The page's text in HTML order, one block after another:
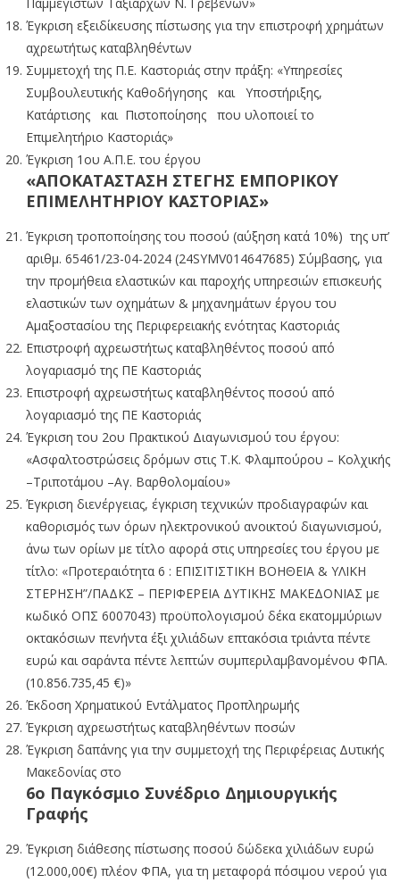
Έγκριση εξειδίκευσης πίστωσης για την επιστροφή χρημάτων
αχρεωτήτως καταβληθέντων
Συμμετοχή της Π.Ε. Καστοριάς στην πράξη: «Υπηρεσίες
Συμβουλευτικής Καθοδήγησης και Υποστήριξης,
Κατάρτισης και Πιστοποίησης που υλοποιεί το
Επιμελητήριο Καστοριάς»
Έγκριση 1ου Α.Π.Ε. του έργου
«ΑΠΟΚΑΤΑΣΤΑΣΗ ΣΤΕΓΗΣ ΕΜΠΟΡΙΚΟΥ
ΕΠΙΜΕΛΗΤΗΡΙΟΥ ΚΑΣΤΟΡΙΑΣ»
Έγκριση τροποποίησης του ποσού (αύξηση κατά 10%) της υπ’
αριθμ. 65461/23-04-2024 (24SYMV014647685) Σύμβασης, για
την προμήθεια ελαστικών και παροχής υπηρεσιών επισκευής
ελαστικών των οχημάτων & μηχανημάτων έργου του
Αμαξοστασίου της Περιφερειακής ενότητας Καστοριάς
Επιστροφή αχρεωστήτως καταβληθέντος ποσού από
λογαριασμό της ΠΕ Καστοριάς
Επιστροφή αχρεωστήτως καταβληθέντος ποσού από
λογαριασμό της ΠΕ Καστοριάς
Έγκριση του 2ου Πρακτικού Διαγωνισμού του έργου:
«Ασφαλτοστρώσεις δρόμων στις Τ.Κ. Φλαμπούρου – Κολχικής
–Τριποτάμου –Αγ. Βαρθολομαίου»
Έγκριση διενέργειας, έγκριση τεχνικών προδιαγραφών και
καθορισμός των όρων ηλεκτρονικού ανοικτού διαγωνισμού,
άνω των ορίων με τίτλο αφορά στις υπηρεσίες του έργου με
τίτλο: «Προτεραιότητα 6 : ΕΠΙΣΙΤΙΣΤΙΚΗ ΒΟΗΘΕΙΑ & ΥΛΙΚΗ
ΣΤΕΡΗΣΗ”/ΠΑΔΚΣ – ΠΕΡΙΦΕΡΕΙΑ ΔΥΤΙΚΗΣ ΜΑΚΕΔΟΝΙΑΣ με
κωδικό ΟΠΣ 6007043) προϋπολογισμού δέκα εκατομμύριων
οκτακόσιων πενήντα έξι χιλιάδων επτακόσια τριάντα πέντε
ευρώ και σαράντα πέντε λεπτών συμπεριλαμβανομένου ΦΠΑ.
(10.856.735,45 €)»
Έκδοση Χρηματικού Εντάλματος Προπληρωμής
Έγκριση αχρεωστήτως καταβληθέντων ποσών
Έγκριση δαπάνης για την συμμετοχή της Περιφέρειας Δυτικής
Μακεδονίας στο
6ο Παγκόσμιο Συνέδριο Δημιουργικής
Γραφής
Έγκριση διάθεσης πίστωσης ποσού δώδεκα χιλιάδων ευρώ
(12.000,00€) πλέον ΦΠΑ, για τη μεταφορά πόσιμου νερού για